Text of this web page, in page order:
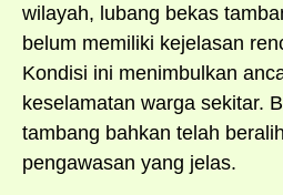
wilayah, lubang bekas
belum memiliki kejelasan
Kondisi ini menimbulkan
keselamatan warga sekitar.
tambang bahkan telah
pengawasan yang jelas.